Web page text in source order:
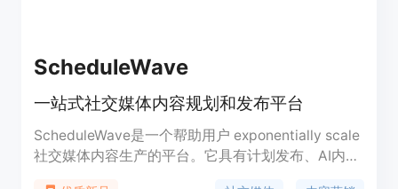
ScheduleWave
一站式社交媒体内容规划和发布平台
ScheduleWave是一个帮助用户 exponentially scale
社交媒体内容生产的平台。它具有计划发布、AI内容